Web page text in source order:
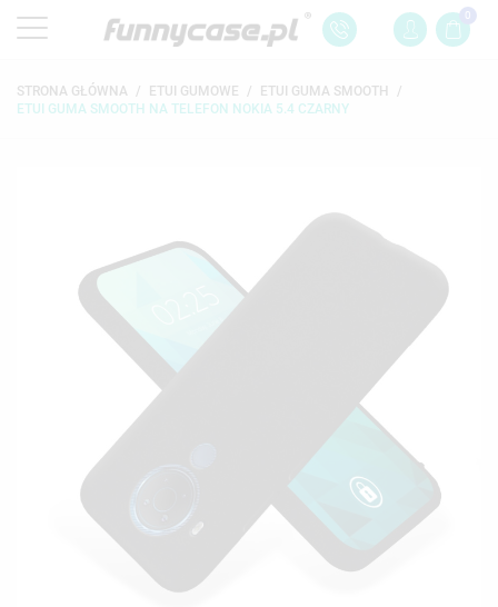
0
STRONA GŁÓWNA ETUI GUMOWE
ETUI GUMA SMOOTH
ETUI GUMA SMOOTH NA TELEFON NOKIA 5.4 CZARNY